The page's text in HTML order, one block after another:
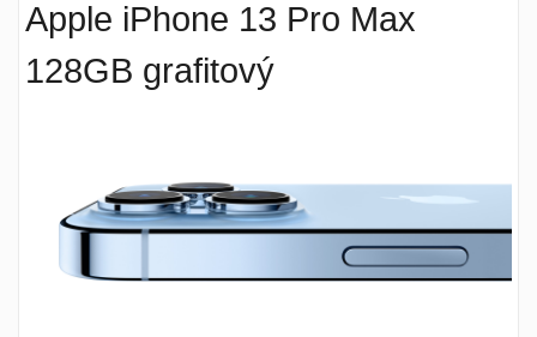
Apple iPhone 13 Pro Max
128GB grafitový